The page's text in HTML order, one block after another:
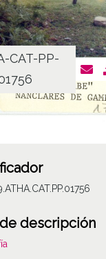
CAT-PP-
descripción